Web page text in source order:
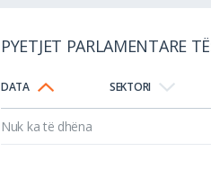
PYETJET PARLAMENTARE
DATA SEKTORI
Nuk ka të dhëna